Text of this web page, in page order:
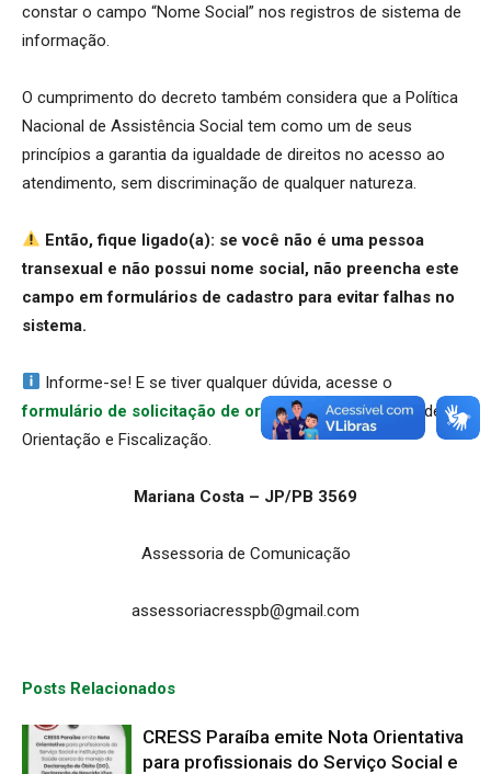
constar o campo “Nome Social” nos registros de sistema de
informação.
O cumprimento do decreto também considera que a Política
Nacional de Assistência Social tem como um de seus
princípios a garantia da igualdade de direitos no acesso ao
atendimento, sem discriminação de qualquer natureza.
Então, fique ligado(a): se você não é uma pessoa
transexual e não possui nome social, não preencha este
campo em formulários de cadastro para evitar falhas no
sistema.
Informe-se! E se tiver qualquer dúvida, acesse o
formulário de solicitação de orientaçãoà Comissão de
Orientação e Fiscalização.
Mariana Costa – JP/PB 3569
Assessoria de Comunicação
assessoriacresspb@gmail.com
Posts Relacionados
CRESS Paraíba emite Nota Orientativa
para profissionais do Serviço Social e